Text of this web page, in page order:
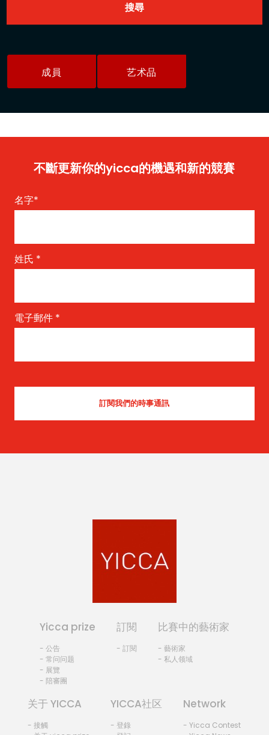
成員 艺术品
不斷更新你的yicca的機遇和新的競賽
名字*
姓氏 *
電子郵件 *
Yicca prize
- 公告
- 常问问题
- 展覽
- 陪審團
訂閱
- 訂閱
比賽中的藝術家
- 藝術家
- 私人领域
关于 YICCA
- 接觸
YICCA社区
- 登錄
Network
- Yicca Contest